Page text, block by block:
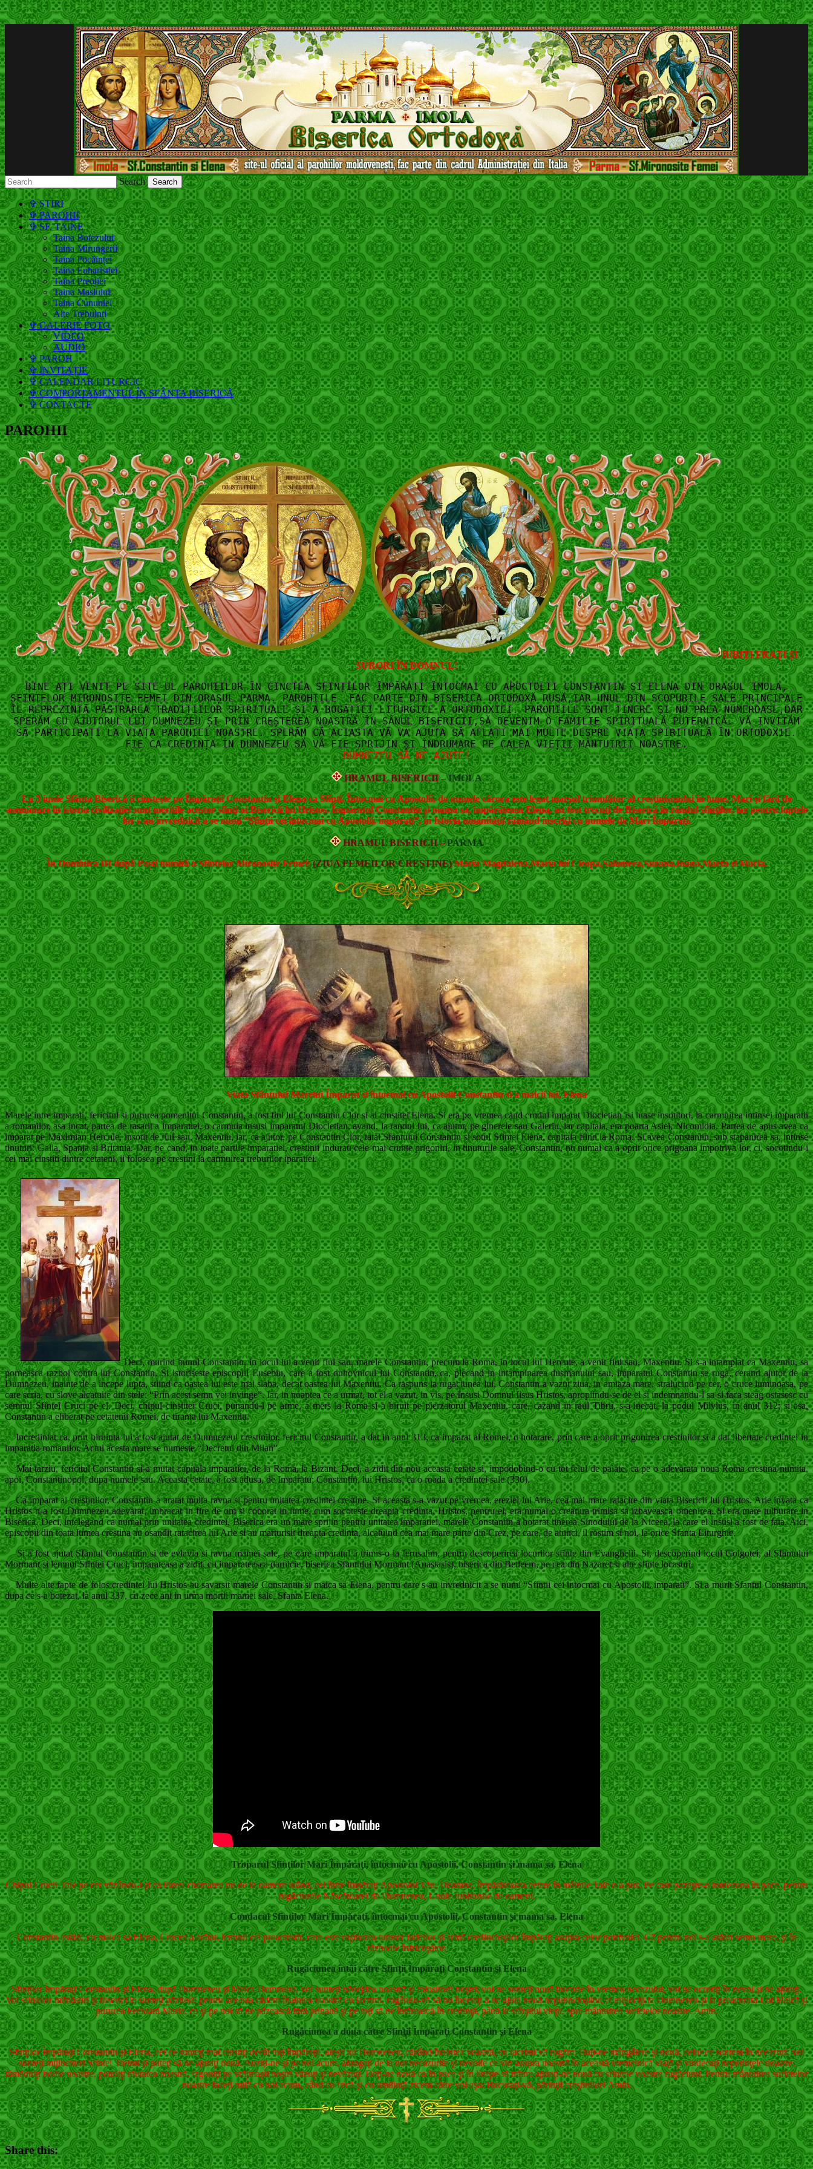
Молдавская Православная Церковь, Московский Патриархат
Search
✞ ȘTIRI
✞ PAROHII
✞ SF. TAINE
Taina Botezului
Taina Mirungerii
Taina Pocăinței
Taina Euharistiei
Taina Preoției
Taina Maslului
Taina Cununiei
Alte Trebuinți
✞ GALERIE FOTO
VIDEO
AUDIO
✞ PAROH
✞ INVITAȚIE
✞ CALENDAR LITURGIC
✞ COMPORTAMENTUL ÎN SFÂNTA BISERICĂ
✞ CONTACTE
PAROHII
IUBIȚI FRAȚI ȘI
SURORI ÎN DOMNUL!
BINE AȚI VENIT PE SITE-UL PAROHIILOR ÎN CINCTEA SFINȚILOR ÎMPĂRAȚI ÎNTOCMAI CU APOCTOLII CONSTANTIN ȘI ELENA DIN ORAȘUL IMOLA,
SFINTELOR MIRONOSIȚE FEMEI DIN ORAȘUL PARMA. PAROHIILE FAC PARTE DIN BISERICA ORTODOXĂ RUSĂ,IAR UNUL DIN SCOPURILE SALE PRINCIPALE
ÎL REPREZINTĂ PĂSTRAREA TRADIȚIILOR SPIRITUALE ȘI A BOGĂȚIEI LITURGICE A ORTODOXIEI. PAROHIILE SUNT TINERE ȘI NU PREA NUMEROASE,DAR
SPERĂM CU AJUTORUL LUI DUMNEZEU ȘI PRIN CREȘTEREA NOASTRĂ ÎN SÂNUL BISERICII,SĂ DEVENIM O FAMILIE SPIRITUALĂ PUTERNICĂ. VĂ INVITĂM
SĂ PARTICIPAȚI LA VIAȚA PAROHIEI NOASTRE. SPERĂM CĂ ACIASTA VĂ VA AJUTA SĂ AFLAȚI MAI MULTE DESPRE VIAȚA SPIRITUALĂ ÎN ORTODOXIE.
FIE CA CREDINȚA ÎN DUMNEZEU SĂ VĂ FIE SPRIJIN ȘI ÎNDRUMARE PE CALEA VIEȚII MÂNTUIRII NOASTRE.
DUMNEZEU SĂ NE AJUTE!
HRAMUL BISERICII –IMOLA
La 3 iunie Sfânta Biserică îi cinsteşte pe Împăraţii Constantin şi Elena ca Sfinţi, Întocmai cu Apostolii, de numele cărora este legat marșul triumfător al creștinismului în lume. Mari şi fără de
asemănare în istoria civilizației sunt meritile acestor sfinţi ai Bisericii lui Hristos. Împăratul Constantin și mama sa, împărăteasa Elena, au fost trecuţi de Biserică în rândul sfinților, iar pentru faptele
lor s-au învrednicit a se numi “Sfinţii cei întocmai cu Apostolii, împăraţi”, în Istoria umanităţii rămând înscrişi cu numele de Mari Împăraţi.
HRAMUL BISERICII –PARMA
În Duminica III după Paști numită a Sfintelor Mironosițe Femei:(ZIUA FEMEILOR CREȘTINE)Maria Magdalena,Maria lui Cleopa,Salomeea,Suzana,Ioana,Marta și Maria.
Viata Sfântului Marelui Împarat si întocmai cu Apostolii Constantin si a maicii lui, Elena
Marele intre imparati, fericitul si pururea pomenitul Constantin, a fost fiul lui Constantiu Clor si al cinstitei Elena. Si era pe vremea cand crudul imparat Diocletian isi luase insotitori, la carmuirea intinsei imparatii
a romanilor, asa incat, partea de rasarit a imparatiei, o carmuia insusi imparatul Diocletian, avand, la randul lui, ca ajutor, pe ginerele sau Galeriu, iar capitala, era poarta Asiei, Nicomidia. Partea de apus avea ca
imparat pe Maximian Hercule, insotit de fiul sau, Maxentiu, iar, ca ajutor, pe Constantin Clor, tatal Sfantului Constantin si sotul Sfintei Elena, capitala fiind la Roma. Si avea Constantin, sub stapanirea sa, intinse
tinuturi: Galia, Spania si Britania. Dar, pe cand, in toate partile imparatiei, crestinii indurau cele mai crunte prigoniri, in tinuturile sale, Constantin, nu numai ca a oprit orice prigoana impotriva lor, ci, socotindu-i
cei mai cinstiti dintre cetateni, ii folosea pe crestini la carmuirea treburilor iparatiei.
Deci, murind bunul Constantin, in locul lui a venit fiul sau, marele Constantin, precum la Roma, in locul lui Hercule, a venit fiul sau, Maxentiu. Si s-a intamplat ca Maxentiu, sa
porneasca razboi contra lui Constantin. Si istoriseste episcopul Eusebiu, care a fost duhovnicul lui Constantin, ca, plecand in intampinarea dusmanului sau, imparatul Constantin se ruga, cerand ajutor de la
Dumnezeu, inainte de a incepe lupta, stiind ca oastea lui este mai slaba, decat oastea lui Maxentiu. Ca raspuns la rugaciunea lui, Constantin a vazut ziua, in amiaza mare, stralucind pe cer, o cruce luminoasa, pe
care scria, cu slove alcatuite din stele: “Prin acest semn vei invinge”. Iar, in noaptea ce a urmat, tot el a vazut, in vis, pe Insusi Domnul Iisus Hristos, apropiindu-se de el si indemnandu-l sa-si faca steag ostasesc cu
semnul Sfintei Cruci pe el. Deci, chipul cinstitei Cruci, punandu-l pe arme, a mers la Roma si a biruit pe pierzatorul Maxentiu, care, cazand in raul Tibru, s-a inecat, la podul Milvius, in anul 312; si asa,
Constantin a eliberat pe cetatenii Romei, de tirania lui Maxentiu.
Incredintat ca, prin biruinta lui a fost ajutat de Dumnezeul crestinilor, fericitul Constantin, a dat in anul 313, ca imparat al Romei, o hotarare, prin care a oprit prigonirea crestinilor si a dat libertate credintei in
imparatia romanilor. Actul acesta mare se numeste “Decretul din Milan”.
Mai tarziu, fericitul Constantin si-a mutat capitala imparatiei, de la Roma, la Bizant. Deci, a zidit din nou aceasta cetate si, impodobind-o cu tot felul de palate, ca pe o adevarata noua Roma crestina numita,
apoi, Constantinopol, dupa numele sau. Aceasta cetate, a fost adusa, de Imparatu; Constantin, lui Hristos, ca o roada a credintei sale (330).
Ca imparat al crestinilor, Constantin a aratat multa ravna si pentru unitatea credintei crestine. Si aceasta s-a vazut pe vremea, ereziei lui Arie, cea mai mare ratacire din viata Bisericii lui Hristos. Arie invata ca
Hristos n-a fost Dumnezeu adevarat, imbracat in fire de om si coborat in lume, cum socoteste dreapta credinta, Hristos, pentru el, era numai o creatura trimisa sa izbaveasca omenirea. Si era mare tulburare in
Biserica. Deci, intelegand ca numai prin unitatea credintei, Biserica era un mare sprijin pentru unitatea imparatiei, marele Constantin a hotarat tinerea Sinodului de la Niceea, la care el insusi a fost de fata. Aici,
episcopii din toata lumea crestina au osandit ratacirea lui Arie si au marturisit dreapta credinta, alcatuind cea mai mare parte din Crez, pe care, de atunci, il rostim si noi, la orice Sfanta Liturghie.
Si a fost ajutat Sfantul Constantin si de evlavia si ravna mamei sale, pe care imparatul a trimis-o la Ierusalim, pentru descoperirea locurilor sfinte din Evanghelii. Si, descoperind locul Golgotei, al Sfantului
Mormant si lemnul Sfintei Cruci, imparateasa a zidit, cu imparateasca darnicie, biserica Sfantului Mormant (Anastasis), biserica din Betleem, pe cea din Nazaret si alte sfinte locasuri.
Multe alte fapte de folos credintei lui Hristos au savarsit marele Constantin si maica sa Elena, pentru care s-au invrednicit a se numi “Sfintii cei intocmai cu Apostolii, imparati”. Si a murit Sfantul Constantin,
dupa ce s-a botezat, la anul 337, cu zece ani in urma mortii mamei sale, Sfanta Elena.
Troparul Sfinţilor Mari Împăraţi, întocmai cu Apostolii, Constantin şi mama sa, Elena
Chipul Crucii Tale pe cer văzându-l şi ca Pavel chemarea nu de la oameni luând, cel între împăraţi Apostolul Tău, Doamne, împărăteasca cetate în mâinile Tale o a pus. Pe care pazeşte-o totdeauna în pace, pentru
rugăciunile Născătoarei de Dumnezeu, Unule Iubitorule de oameni.
Condacul Sfinţilor Mari Împăraţi, întocmai cu Apostolii, Constantin şi mama sa, Elena
Constantin astăzi, cu maica sa Elena, Crucea a arătat, lemnul cel preacinstit, care este ruşinarea tuturor iudeilor şi armă credincioşilor împăraţi asupra celor potrivnici. Că pentru noi s-a arătat semn mare, şi în
războaie înfricoşător.
Rugăciunea întâi către Sfinţii Împăraţi Constantin şi Elena
Sfinţilor Împăraţi Constantin şi Elena, după Dumnezeu şi Maica Domnului, voi sunteţi nădejdea noastră şi folositorii noştri; voi ne sunteţi nouă bucurie în vremea necazului, voi ne ocrotiţi în nevoi şi ne ajutaţi.
Voi sfintelor mănăstiri şi biserici le sunteţi păzitori; pentru aceasta cădem înaintea voastră cu lacrimi, rugându-vă să nu încetaţi a ne ajuta nouă neputincioşilor, ci mijlociţi la Dumnezeu şi la preacurata Lui Maică şi
pururea Fecioară Maria, ca şi pe noi să ne păzească fără prihană şi pe toţi să ne întărească în credinţă, până la sfârşitul vieţii, spre mântuirea sufletelor noastre. Amin.
Rugăciunea a doua către Sfinţii Împăraţi Constantin şi Elena
Sfinţilor Împăraţi Constantin şi Elena, cei ce sunteţi mai cinstiţi decât toţi împăraţii, aleşii lui Dumnezeu, căzând înaintea voastră, cu lacrimi vă rugăm: Daţi-ne mângâiere şi nouă, celor ce suntem în necazuri; voi
sunteţi mijlocitori Sfintei Treimi şi puteţi să ne ajutaţi nouă. Auziţi-ne şi pe noi acum, alungaţi de la noi necazurile şi nevoile ce vin asupra noastră în această vremelnică viaţă şi vindecaţi neputinţele noastre,
tămăduiţi bolile noastre, potoliţi răutatea noastră, izgoniţi pe vrăjmaşii noştri văzuţi şi nevăzuţi. Daţi-ne nouă ca în pace şi în linişte să trăim; ajutaţi-ne nouă cu sfintele voastre rugăciuni. Pentru mântuirea sufletelor
noastre faceţi milă cu noi acum, când cu frică şi cu umilinţă zicem către voi aşa: Bucuraţi-vă, părinţii creştinilor! Amin.
Share this: